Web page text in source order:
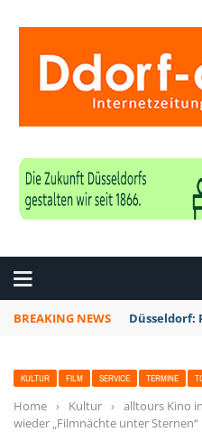
BREAKING NEWS Düsseldorf:
KULTUR FILM SERVICE TERMINE
Home › Kultur › alltours Kino
wieder „Filmnächte unter Sternen“